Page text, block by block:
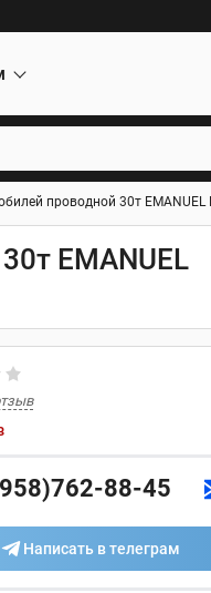
проводной 30т EMANUEL
EMANUEL
88-45
Написать в телеграм